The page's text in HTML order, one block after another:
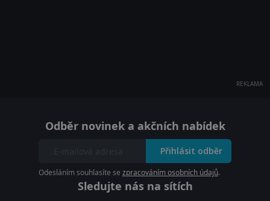
REKLAMA
Odběr novinek a akčních nabídek
Přihlásit odběr
Odesláním souhlasíte se zpracováním osobních údajů.
Sledujte nás na sítích